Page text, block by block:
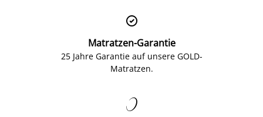

Matratzen-Garantie
25 Jahre Garantie auf unsere GOLD-
Matratzen.
